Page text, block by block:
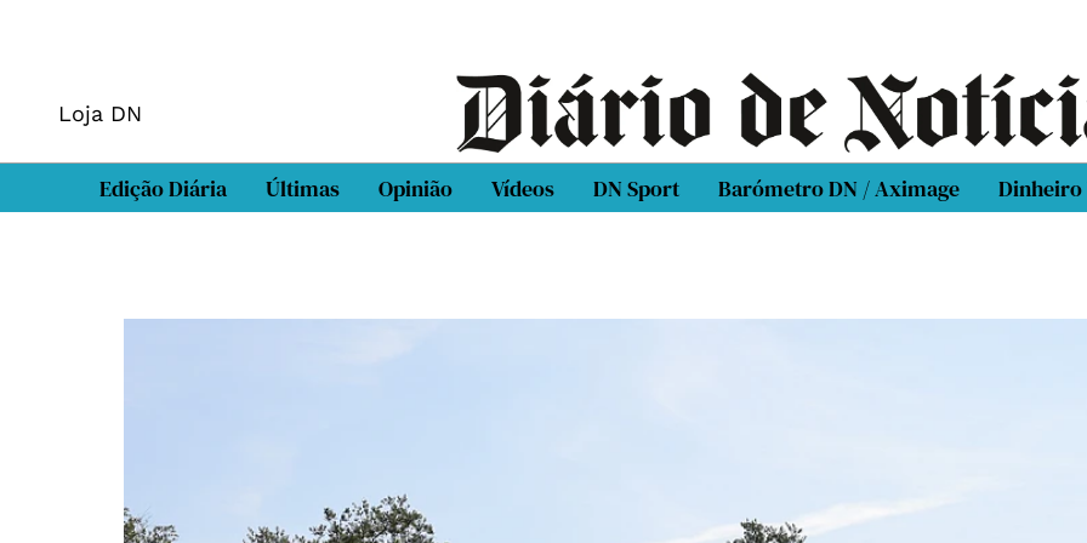
Loja DN
Edição Diária Últimas Opinião Vídeos DN Sport Barómetro DN / Aximage Dinheiro